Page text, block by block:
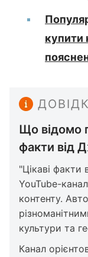
купити
Що відомо
факти від
"Цікаві
YouTube-
контенту.
культури та
Канал